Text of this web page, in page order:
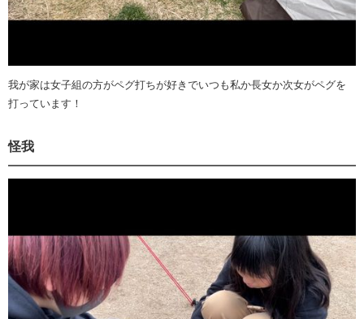
我が家は女子組の方がペグ打ちが好きでいつも私か長女か次女がペグを
打っています！
怪我